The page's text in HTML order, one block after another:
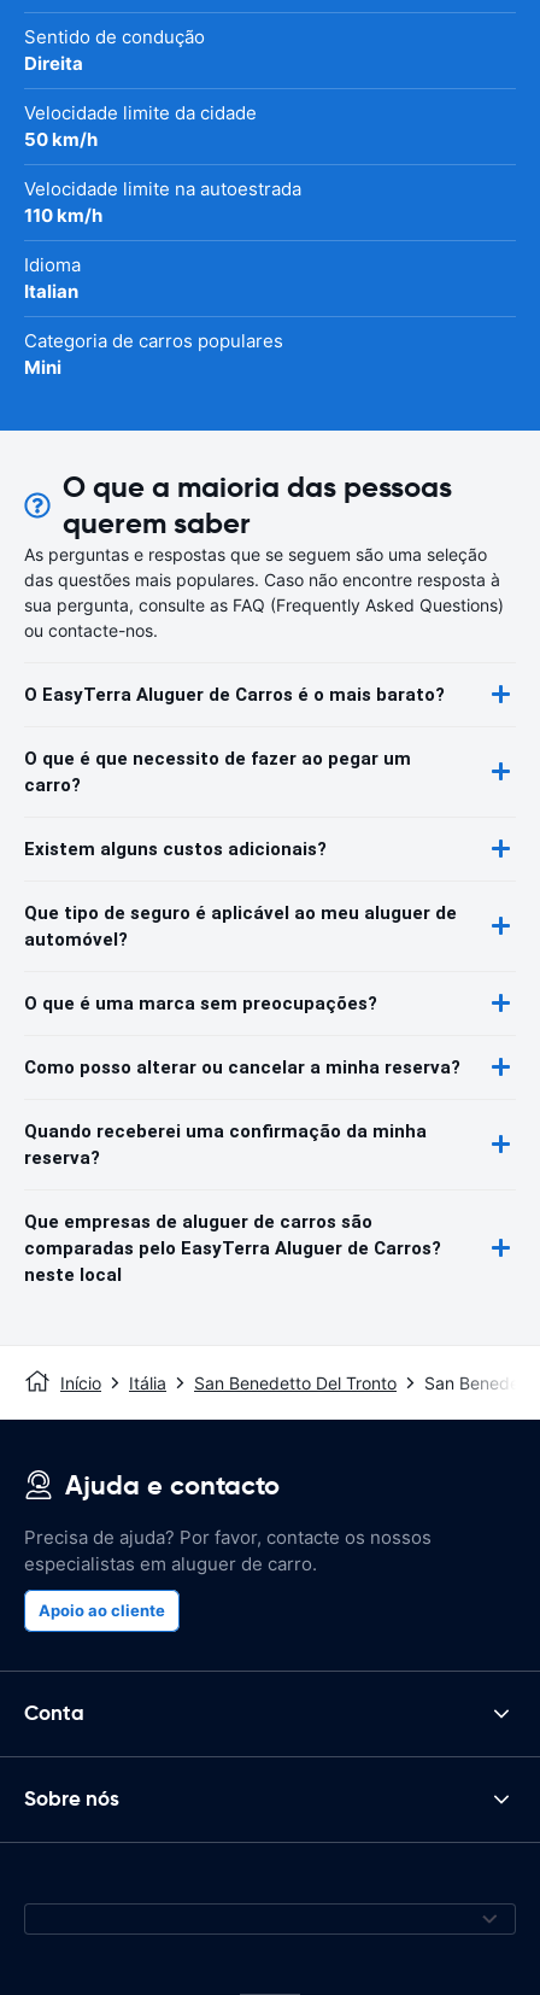
Sentido de condução
Direita
Velocidade limite da cidade
50 km/h
Velocidade limite na autoestrada
110 km/h
Idioma
Italian
Categoria de carros populares
Mini
O que a maioria das pessoas
querem saber
As perguntas e respostas que se seguem são uma seleção
das questões mais populares. Caso não encontre resposta à
sua pergunta, consulte as FAQ (Frequently Asked Questions)
ou contacte-nos.
O EasyTerra Aluguer de Carros é o mais barato?
O que é que necessito de fazer ao pegar um
carro?
Existem alguns custos adicionais?
Que tipo de seguro é aplicável ao meu aluguer de
automóvel?
O que é uma marca sem preocupações?
Como posso alterar ou cancelar a minha reserva?
Quando receberei uma confirmação da minha
reserva?
Que empresas de aluguer de carros são
comparadas pelo EasyTerra Aluguer de Carros?
neste local
Início Itália San Benedetto Del Tronto San
Ajuda e contacto
Precisa de ajuda? Por favor, contacte os nossos
especialistas em aluguer de carro.
Apoio ao cliente
Conta
Sobre nós